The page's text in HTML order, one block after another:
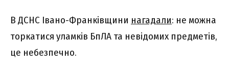
В ДСНС Івано-Франківщини нагадали: не можна
торкатися уламків БпЛА та невідомих предметів,
це небезпечно.